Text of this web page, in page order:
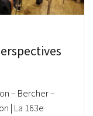
– Bercher –
| La 163e